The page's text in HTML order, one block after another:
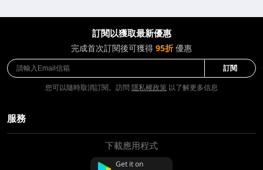
訂閱以獲取最新優惠
完成首次訂閱後可獲得 95折優惠
訂閱
您可以隨時取消訂閱。訪問 隱私權政策 以了解更多信息
服務
下載應用程式
Get it on